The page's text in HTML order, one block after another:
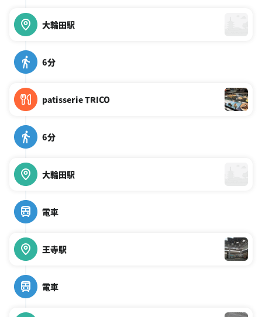
大輪田駅
6分
patisserie TRICO
6分
大輪田駅
電車
王寺駅
電車